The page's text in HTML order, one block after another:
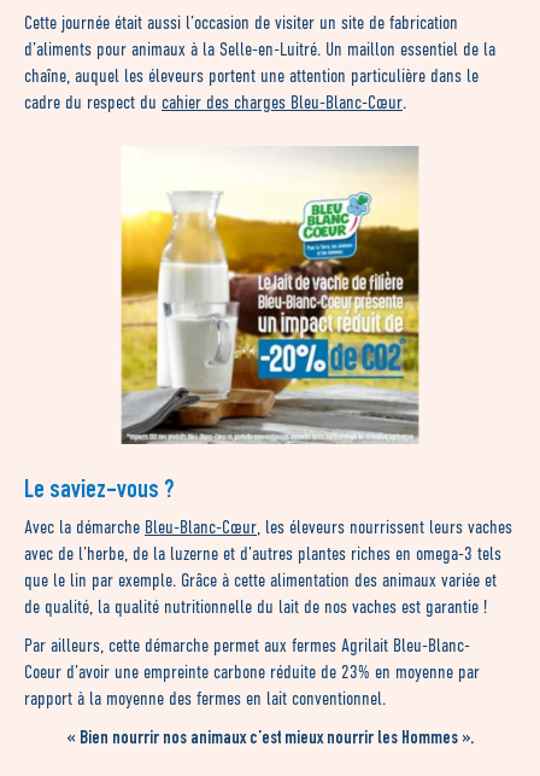
Cette journée était aussi l’occasion de visiter un site de fabrication
d’aliments pour animaux à la Selle-en-Luitré. Un maillon essentiel de la
chaîne, auquel les éleveurs portent une attention particulière dans le
cadre du respect du cahier des charges Bleu-Blanc-Cœur.
Le saviez-vous ?
Avec la démarche Bleu-Blanc-Cœur , les éleveurs nourrissent leurs vaches
avec de l’herbe, de la luzerne et d’autres plantes riches en omega-3 tels
que le lin par exemple. Grâce à cette alimentation des animaux variée et
de qualité, la qualité nutritionnelle du lait de nos vaches est garantie !
Par ailleurs, cette démarche permet aux fermes Agrilait Bleu-Blanc-
Coeur d’avoir une empreinte carbone réduite de 23% en moyenne par
rapport à la moyenne des fermes en lait conventionnel.
« Bien nourrir nos animaux c’est mieux nourrir les Hommes ».